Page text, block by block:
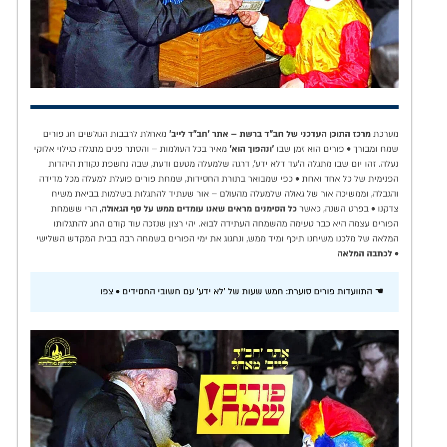
מערכת מרכז התוכן העדכני של חב"ד ברשת – אתר 'חב"ד לייב' מאחלת לרבבות הגולשים חג פורים
שמח ומבורך • פורים הוא זמן שבו 'ונהפוך הוא' מאיר בכל העולמות – והסתר פנים מתגלה כגילוי אלוקי
נעלה. זהו יום שבו מתגלה ה'עד דלא ידע', דרגה שלמעלה מטעם ודעת, שבה נחשפת נקודת היהדות
הפנימית של כל אחד ואחת • כפי שמבואר בתורת החסידות, שמחת פורים פועלת למעלה מכל מדידה
והגבלה, וממשיכה אור של גאולה שלמעלה מהעולם – אור שעתיד להתגלות בשלמות בביאת משיח
צדקנו • בפרט השנה, כאשר כל הסימנים מראים שאנו עומדים ממש על סף הגאולה, הרי ששמחת
הפורים עצמה היא כבר טעימה מהשמחה העתידה לבוא. יהי רצון שנזכה עוד קודם החג להתגלותו
המלאה של מלכנו משיחנו תיכף ומיד ממש, ונחגוג את ימי הפורים בשמחה רבה בבית המקדש השלישי
• לכתבה המלאה
☚ התוועדות פורים סוערת: חמש שעות של 'לא ידע' עם חשובי החסידים • צפו
בנגינה – אין לו חוש
ר' הלל מפאריטש
גדול משפיעי חב"ד:
מ'לחלוחית', אלפים
תחולל מהפכה!
עומד מאחורי שיר
הריי"צ?
המקדש: הציצו
להורדה